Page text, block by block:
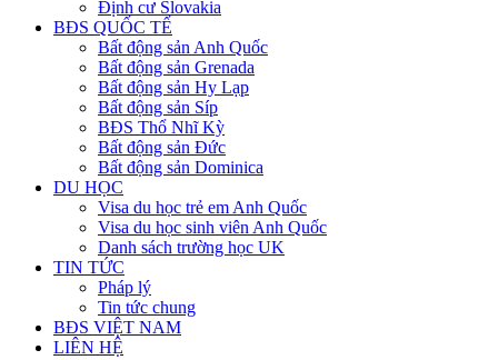
Định cư Slovakia
BĐS QUỐC TẾ
Bất động sản Anh Quốc
Bất động sản Grenada
Bất động sản Hy Lạp
Bất động sản Síp
BĐS Thổ Nhĩ Kỳ
Bất động sản Đức
Bất động sản Dominica
DU HỌC
Visa du học trẻ em Anh Quốc
Visa du học sinh viên Anh Quốc
Danh sách trường học UK
TIN TỨC
Pháp lý
Tin tức chung
BĐS VIỆT NAM
LIÊN HỆ